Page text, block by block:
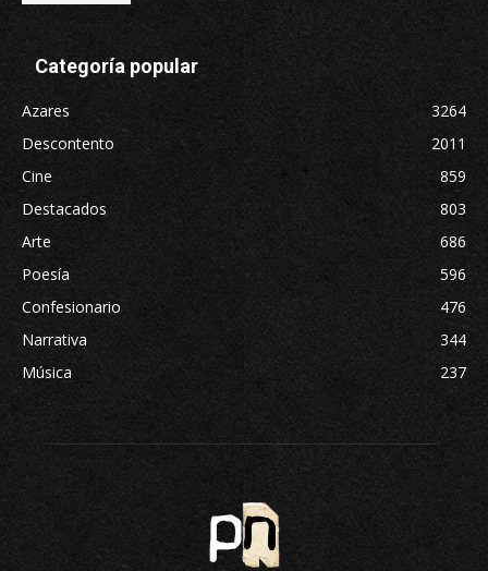
Categoría popular
Azares
3264
Descontento
2011
Cine
859
Destacados
803
Arte
686
Poesía
596
Confesionario
476
Narrativa
344
Música
237